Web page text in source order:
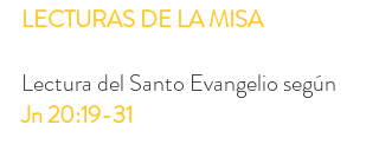
LECTURAS DE LA MISA
Lectura del Santo Evangelio según
Jn 20:19-31